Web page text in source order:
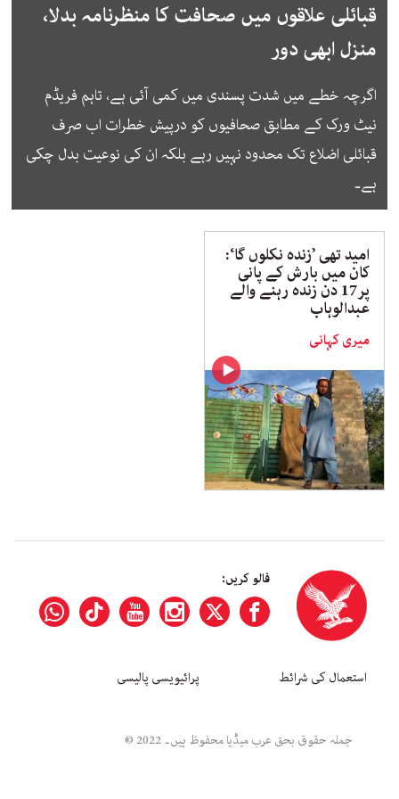
قبائلی علاقوں میں صحافت کا منظرنامہ بدلا،
منزل ابھی دور
اگرچہ خطے میں شدت پسندی میں کمی آئی ہے، تاہم فریڈم
نیٹ ورک کے مطابق صحافیوں کو درپیش خطرات اب صرف
قبائلی اضلاع تک محدود نہیں رہے بلکہ ان کی نوعیت بدل چکی
ہے۔
امید تھی ’زندہ نکلوں گا‘:
کان میں بارش کے پانی
پر17 دن زندہ رہنے والے
عبدالوہاب
میری کہانی
فالو کریں:
استعمال کی شرائط پرائیویسی پالیسی
جملہ حقوق بحق عرب میڈیا محفوظ ہیں۔ 2022 ©